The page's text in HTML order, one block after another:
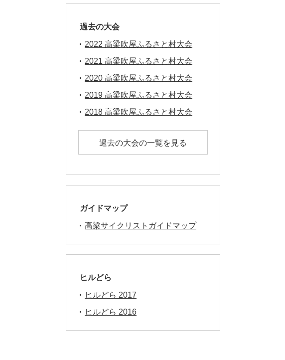
過去の大会
2022 高梁吹屋ふるさと村大会
2021 高梁吹屋ふるさと村大会
2020 高梁吹屋ふるさと村大会
2019 高梁吹屋ふるさと村大会
2018 高梁吹屋ふるさと村大会
過去の大会の一覧を見る
ガイドマップ
高梁サイクリストガイドマップ
ヒルどら
ヒルどら 2017
ヒルどら 2016